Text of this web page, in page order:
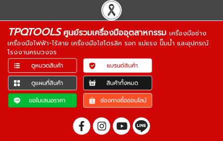
TPQTOOLSศูนย์รวมเครื่องมืออุตสาหกรรม เครื่องมือช่าง
เครื่องมือไฟฟ้า-ไร้สาย เครื่องมือไฮโดรลิค รอก แม่แรง ปั๊มน้ำ และอุปกรณ์
โรงงานครบวงจร